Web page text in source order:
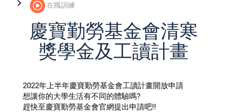
在職訓練
慶寶勤勞基金會清寒
獎學金及工讀計畫
2022年上半年慶寶勤勞基金會工讀計畫開放申請
想讓你的大學生活有不同的體驗嗎?
趕快至慶寶勤勞基金會官網提出申請吧!!